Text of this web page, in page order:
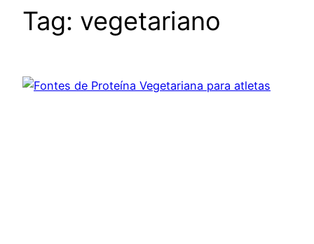
Tag: vegetariano